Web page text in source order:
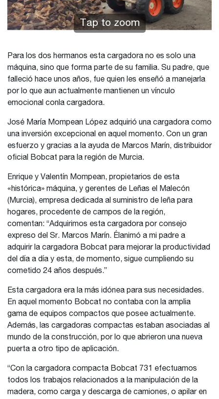
Tap to zoom
Para los dos hermanos esta cargadora no es solo una
máquina, sino que forma parte de su familia. Su padre, que
falleció hace unos años, fue quien les enseñó a manejarla
por lo que aun actualmente mantienen un vínculo
emocional conla cargadora.
José María Mompean López adquirió una cargadora como
una inversión excepcional en aquel momento. Con un gran
esfuerzo y gracias a la ayuda de Marcos Marín, distribuidor
oficial Bobcat para la región de Murcia.
Enrique y Valentín Mompean, propietarios de esta
«histórica» máquina, y gerentes de Leñas el Malecón
(Murcia), empresa dedicada al suministro de leña para
hogares, procedente de campos de la región,
comentan: “Adquirimos esta cargadora por consejo
expreso del Sr. Marcos Marín. Élanimó a mi padre a
adquirir la cargadora Bobcat para mejorar la productividad
del día a día y esta, de momento, sigue cumpliendo su
cometido 24 años después.”
Esta cargadora era la más idónea para sus necesidades.
En aquel momento Bobcat no contaba con la amplia
gama de equipos compactos que posee actualmente.
Además, las cargadoras compactas estaban asociadas al
mundo de la construcción, por lo que abrieron una nueva
puerta a otro tipo de aplicación.
“Con la cargadora compacta Bobcat 731 efectuamos
todos los trabajos relacionados a la manipulación de la
madera, como carga y descarga de camiones, o apilar en